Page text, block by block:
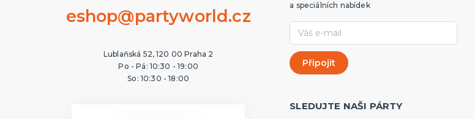
eshop@partyworld.cz
Lublaňská 52, 120 00 Praha 2
Po - Pá: 10:30 - 19:00
So: 10:30 - 18:00
a speciálních nabídek
SLEDUJTE NAŠI PÁRTY